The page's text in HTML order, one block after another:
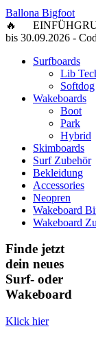
Ballona Bigfoot
🔥
bis 30.09.2026 -
Surfboards
Lib
Softdog
Wakeboards
Boot
Park
Hybrid
Skimboards
Surf Zubehör
Bekleidung
Accessories
Neopren
Wakeboard
Wakeboard
Finde jetzt
dein neues
Surf- oder
Wakeboard
Klick hier